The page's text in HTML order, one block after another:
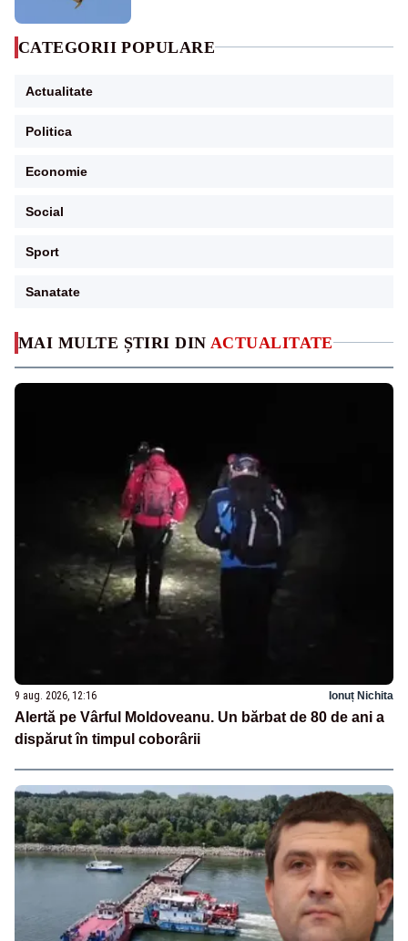
MAI MULTE ȘTIRI DIN ACTUALITATE
9 aug. 2026, 12:16 Ionuț Nichita
Alertă pe Vârful Moldoveanu. Un bărbat de 80 de ani a
dispărut în timpul coborârii
CATEGORII POPULARE
Actualitate
Politica
Economie
Social
Sport
Sanatate